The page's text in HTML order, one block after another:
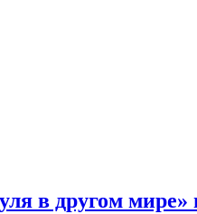
в другом мире»